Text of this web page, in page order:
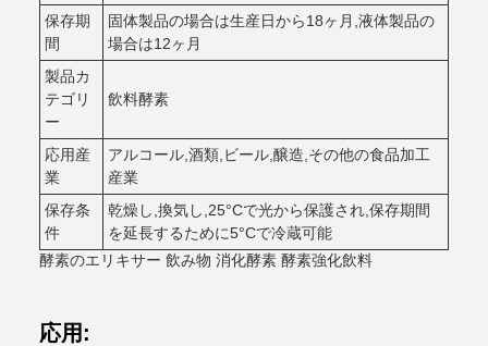
保存期
間
固体製品の場合は生産日から18ヶ月,液体製品の
場合は12ヶ月
製品カ
テゴリ
ー
飲料酵素
応用産
業
アルコール,酒類,ビール,醸造,その他の食品加工
産業
保存条
件
乾燥し,換気し,25°Cで光から保護され,保存期間
を延長するために5°Cで冷蔵可能
酵素のエリキサー 飲み物 消化酵素 酵素強化飲料
応用: